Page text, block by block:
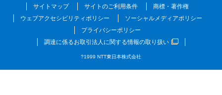
サイトマップ サイトのご利用条件
商標・著作権
ウェブアクセシビリティポリシー
ソーシャルメディアポリシー
プライバシーポリシー
調達に係るお取引法人に関する情報の取り扱い
?1999 NTT東日本株式会社